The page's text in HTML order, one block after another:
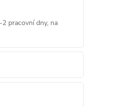
pracovní dny, na